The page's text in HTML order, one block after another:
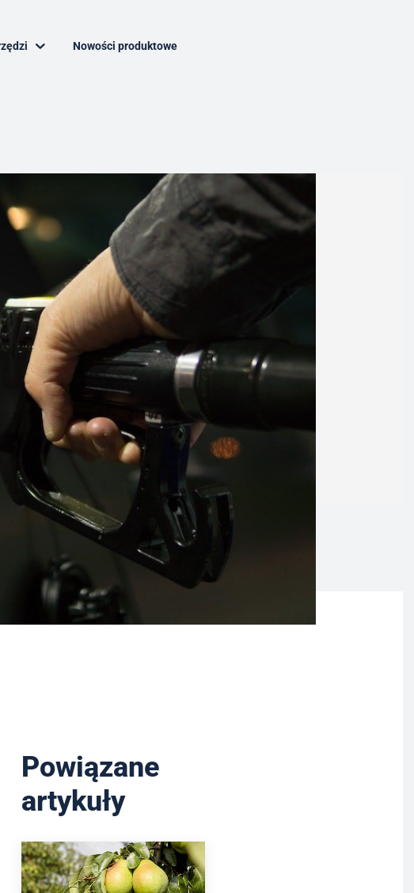
Nowości produktowe
Powiązane
artykuły